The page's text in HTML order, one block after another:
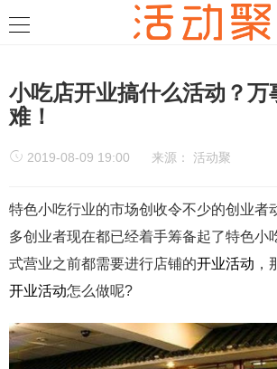
小吃店开业搞什么活动？万
难！
2019-08-09 19:00 来源： 活动聚
特色小吃行业的市场创收令不少的创业者
多创业者现在都已经着手筹备起了特色小
式营业之前都需要进行店铺的开业活动 ，
开业活动怎么做呢?